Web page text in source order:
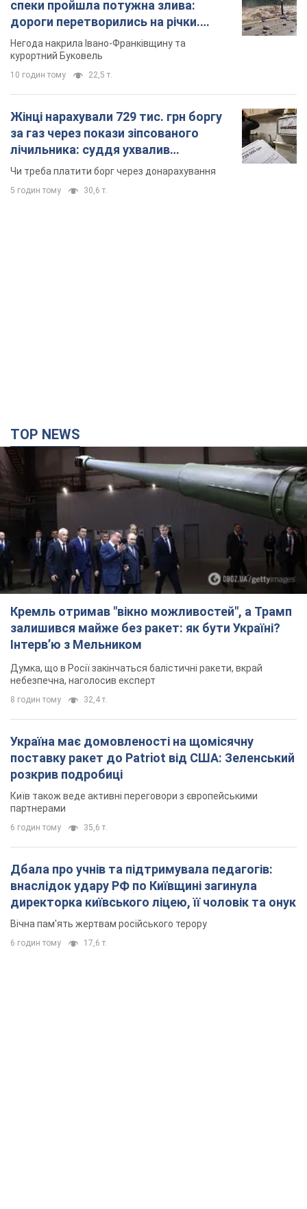
спеки пройшла потужна злива:
дороги перетворились на річки.
Відео
Негода накрила Івано-Франківщину та
курортний Буковель
10 годин тому 22,5 т.
Жінці нарахували 729 тис. грн боргу
за газ через покази зіпсованого
лічильника: суддя ухвалив
неочікуване рішення
Чи треба платити борг через донарахування
5 годин тому 30,6 т.
TOP NEWS
Кремль отримав "вікно можливостей", а Трамп
залишився майже без ракет: як бути Україні?
Інтерв’ю з Мельником
Думка, що в Росії закінчаться балістичні ракети, вкрай
небезпечна, наголосив експерт
8 годин тому 32,4 т.
Україна має домовленості на щомісячну
поставку ракет до Patriot від США: Зеленський
розкрив подробиці
Київ також веде активні переговори з європейськими
партнерами
6 годин тому 35,6 т.
Дбала про учнів та підтримувала педагогів:
внаслідок удару РФ по Київщині загинула
директорка київського ліцею, її чоловік та онук
Вічна пам'ять жертвам російського терору
6 годин тому 17,6 т.